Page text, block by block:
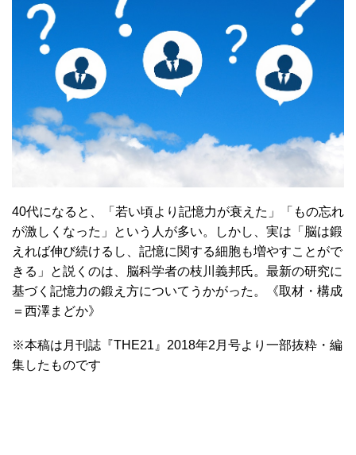
40代になると、「若い頃より記憶力が衰えた」「もの忘れ
が激しくなった」という人が多い。しかし、実は「脳は鍛
えれば伸び続けるし、記憶に関する細胞も増やすことがで
きる」と説くのは、脳科学者の枝川義邦氏。最新の研究に
基づく記憶力の鍛え方についてうかがった。《取材・構成
＝西澤まどか》
※本稿は月刊誌『THE21』2018年2月号より一部抜粋・編
集したものです